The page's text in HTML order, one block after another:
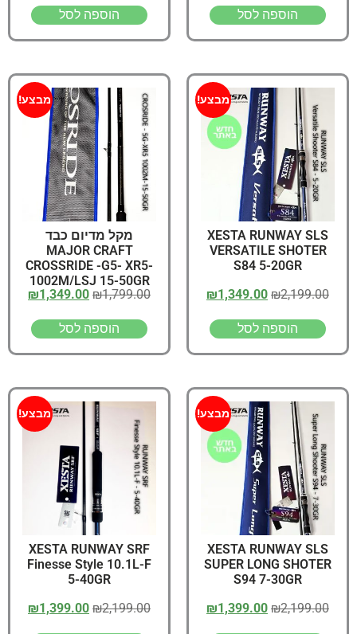
הוספה לסל הוספה לסל
מבצע!
XESTA RUNWAY SLS
VERSATILE SHOTER
S84 5-20GR
₪2,199.00
₪1,349.00
הוספה לסל
מבצע!
מקל מדיום כבד
MAJOR CRAFT
CROSSRIDE -G5- XR5-
1002M/LSJ 15-50GR
₪1,799.00
₪1,349.00
הוספה לסל
מבצע!
XESTA RUNWAY SLS
SUPER LONG SHOTER
S94 7-30GR
₪2,199.00
₪1,399.00
מבצע!
XESTA RUNWAY SRF
Finesse Style 10.1L-F
5-40GR
₪2,199.00
₪1,399.00